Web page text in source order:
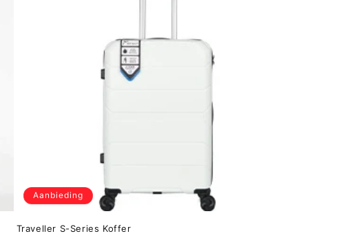
Aanbieding
Traveller S-Series Koffer